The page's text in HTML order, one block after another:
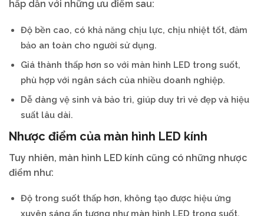
hấp dẫn với những ưu điểm sau:
Độ bền cao, có khả năng chịu lực, chịu nhiệt tốt, đảm
bảo an toàn cho người sử dụng.
Giá thành thấp hơn so với màn hình LED trong suốt,
phù hợp với ngân sách của nhiều doanh nghiệp.
Dễ dàng vệ sinh và bảo trì, giúp duy trì vẻ đẹp và hiệu
suất lâu dài.
Nhược điểm của màn hình LED kính
Tuy nhiên, màn hình LED kính cũng có những nhược
điểm như:
Độ trong suốt thấp hơn, không tạo được hiệu ứng
xuyên sáng ấn tượng như màn hình LED trong suốt.